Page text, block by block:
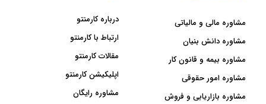
مشاوره مالی و مالیاتی
مشاوره دانش بنیان
مشاوره بیمه و قانون کار
مشاوره امور حقوقی
مشاوره بازاریابی و فروش
درباره کارمنتو
ارتباط با کارمنتو
مقالات کارمنتو
اپلیکیشن کارمنتو
مشاوره رایگان